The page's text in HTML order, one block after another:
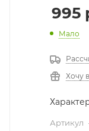
995
Мало
Хочу
Артикул